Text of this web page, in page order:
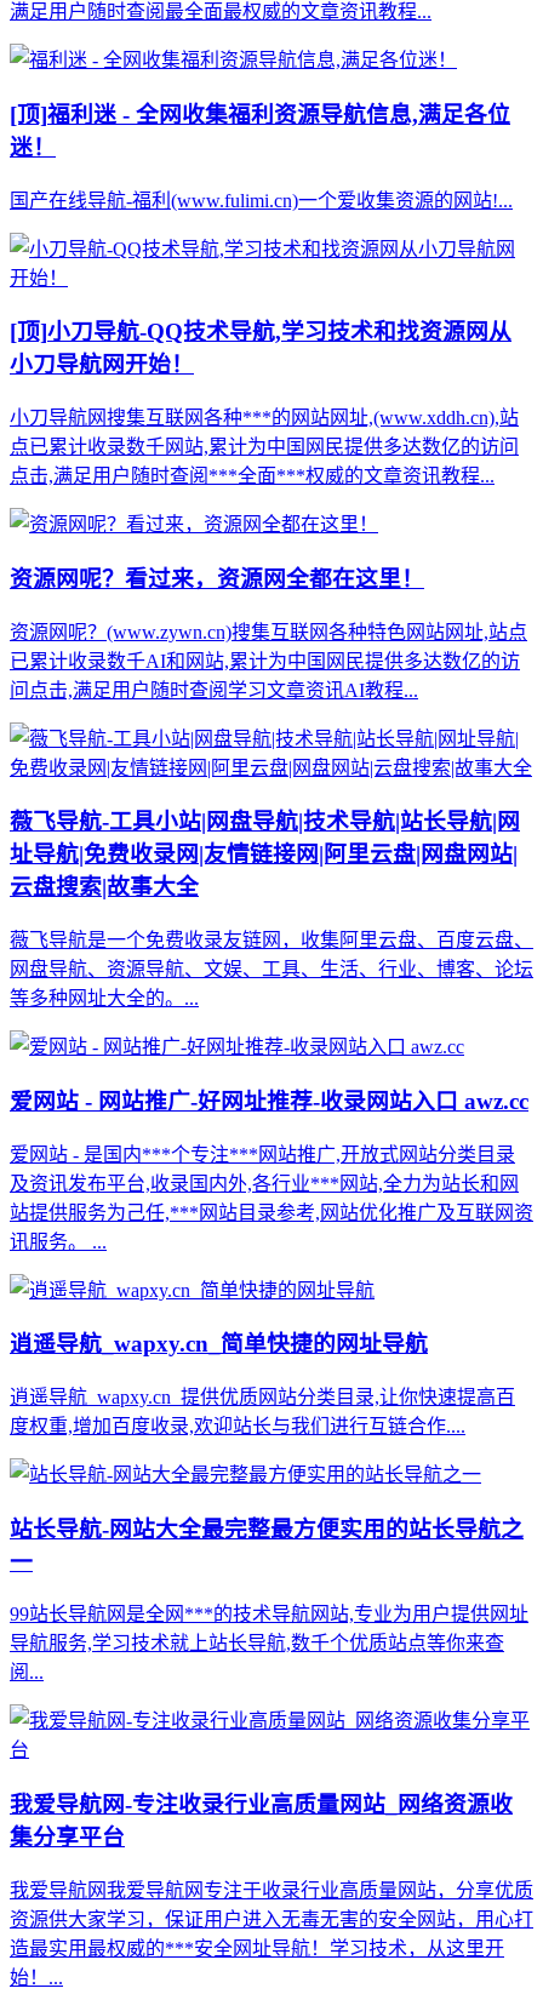
满足用户随时查阅最全面最权威的文章资讯教程...
[顶]福利迷 - 全网收集福利资源导航信息,满足各位
迷！
国产在线导航-福利(www.fulimi.cn)一个爱收集资源的网站!...
[顶]小刀导航-QQ技术导航,学习技术和找资源网从
小刀导航网开始！
小刀导航网搜集互联网各种***的网站网址,(www.xddh.cn),站
点已累计收录数千网站,累计为中国网民提供多达数亿的访问
点击,满足用户随时查阅***全面***权威的文章资讯教程...
资源网呢？看过来，资源网全都在这里！
资源网呢？(www.zywn.cn)搜集互联网各种特色网站网址,站点
已累计收录数千AI和网站,累计为中国网民提供多达数亿的访
问点击,满足用户随时查阅学习文章资讯AI教程...
薇飞导航-工具小站|网盘导航|技术导航|站长导航|网
址导航|免费收录网|友情链接网|阿里云盘|网盘网站|
云盘搜索|故事大全
薇飞导航是一个免费收录友链网，收集阿里云盘、百度云盘、
网盘导航、资源导航、文娱、工具、生活、行业、博客、论坛
等多种网址大全的。...
爱网站 - 网站推广-好网址推荐-收录网站入口 awz.cc
爱网站 - 是国内***个专注***网站推广,开放式网站分类目录
及资讯发布平台,收录国内外,各行业***网站,全力为站长和网
站提供服务为己任,***网站目录参考,网站优化推广及互联网资
讯服务。 ...
逍遥导航_wapxy.cn_简单快捷的网址导航
逍遥导航_wapxy.cn_提供优质网站分类目录,让你快速提高百
度权重,增加百度收录,欢迎站长与我们进行互链合作....
站长导航-网站大全最完整最方便实用的站长导航之
一
99站长导航网是全网***的技术导航网站,专业为用户提供网址
导航服务,学习技术就上站长导航,数千个优质站点等你来查
阅...
我爱导航网-专注收录行业高质量网站_网络资源收
集分享平台
我爱导航网我爱导航网专注于收录行业高质量网站，分享优质
资源供大家学习，保证用户进入无毒无害的安全网站，用心打
造最实用最权威的***安全网址导航！学习技术，从这里开
始！...